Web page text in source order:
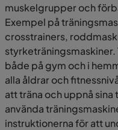
muskelgrupper och
Exempel på
crosstrainers,
styrketräningsmaskiner.
både på gym och i
alla åldrar och
att träna och uppnå
använda
instruktionerna för att